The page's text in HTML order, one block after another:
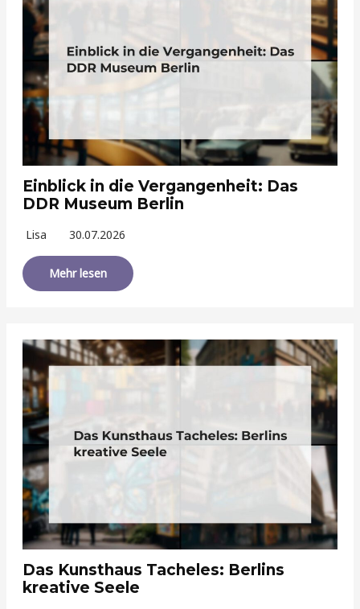
Einblick in die Vergangenheit: Das
DDR Museum Berlin
Lisa 30.07.2026
Mehr lesen
Das Kunsthaus Tacheles: Berlins
kreative Seele